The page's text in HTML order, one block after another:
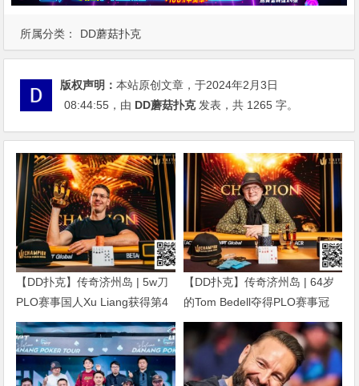
所属分类： DD蘑菇扑克
版权声明：本站原创文章，于2024年2月3日
08:44:55 ，由 DD蘑菇扑克发表，共 1265 字。
【DD扑克】传奇济州岛 | 5w刀
PLO赛事国人Xu Liang获得第4
名，匈牙利Gergo Nagy夺冠
【DD扑克】传奇济州岛 | 64岁
的Tom Bedell夺得PLO赛事冠
军，国人Shi Ning Dan获亚军